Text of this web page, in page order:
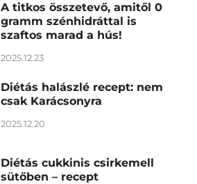
A titkos összetevő, amitől 0
gramm szénhidráttal is
szaftos marad a hús!
2025.12.23
Diétás halászlé recept: nem
csak Karácsonyra
2025.12.20
Diétás cukkinis csirkemell
sütőben – recept